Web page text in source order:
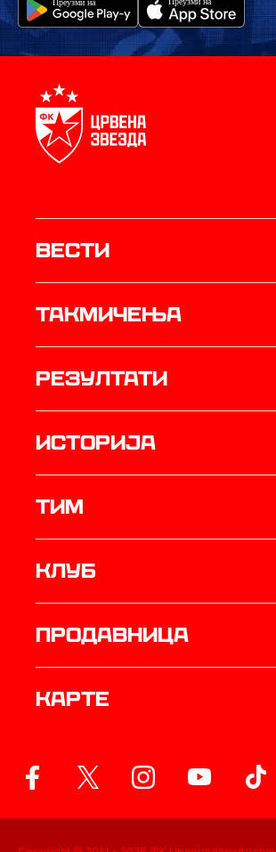
Вести
Такмичења
резултати
историја
ТИМ
Клуб
продавница
Карте